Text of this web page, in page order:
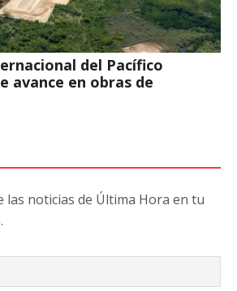
del Pacífico
avance en obras de
las noticias de Última Hora en tu